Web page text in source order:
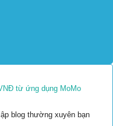
từ ứng dụng MoMo
blog thường xuyên bạn